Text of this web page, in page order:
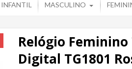
INFANTIL MASCULINO
Relógio
Digital TG1801